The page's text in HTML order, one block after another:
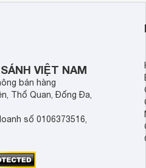
VIỆT NAM
bán hàng
Thổ Quan, Đống Đa,
số 0106373516,